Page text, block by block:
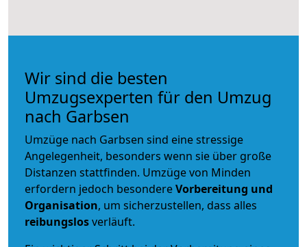
Wir sind die besten
Umzugsexperten für den Umzug
nach Garbsen
Umzüge nach Garbsen sind eine stressige
Angelegenheit, besonders wenn sie über große
Distanzen stattfinden. Umzüge von Minden
erfordern jedoch besondereVorbereitung und
Organisation, um sicherzustellen, dass alles
reibungslosverläuft.